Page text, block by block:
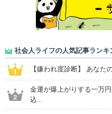
社会人ライフの人気記事ランキ
【嫌われ度診断】 あなた
金運が爆上がりする一万
込...